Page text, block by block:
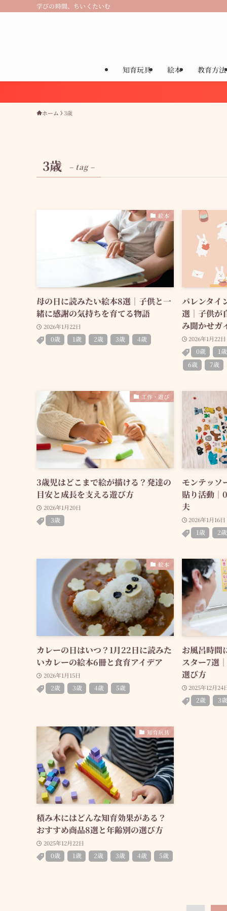
学びの時間、ちいくたいむ
知育玩具 絵本 教育方法
ホーム 3歳
3歳 – tag –
絵本
母の日に読みたい絵本8選｜子供と一
緒に感謝の気持ちを育てる物語
2026年1月22日
0歳 1歳 2歳 3歳 4歳
バレンタイ
選｜子供が
み聞かせガ
2026年1月22日
0歳
1歳
6歳
7歳
工作・遊び
3歳児はどこまで絵が描ける？発達の
目安と成長を支える遊び方
2026年1月20日
3歳
モンテッソ
貼り活動｜
夫
2026年1月16日
1歳 2歳
絵本
カレーの日はいつ？1月22日に読みた
いカレーの絵本6冊と食育アイデア
2026年1月15日
2歳 3歳 4歳 5歳
お風呂時間
スター7選
選び方
2025年12月24
2歳 3歳
知育玩具
積み木にはどんな知育効果がある？
おすすめ商品8選と年齢別の選び方
2025年12月22日
0歳 1歳 2歳 3歳 4歳 5歳